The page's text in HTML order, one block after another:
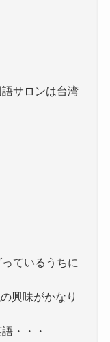
サロンは台湾
ているうちに
興味がかなり
・・・